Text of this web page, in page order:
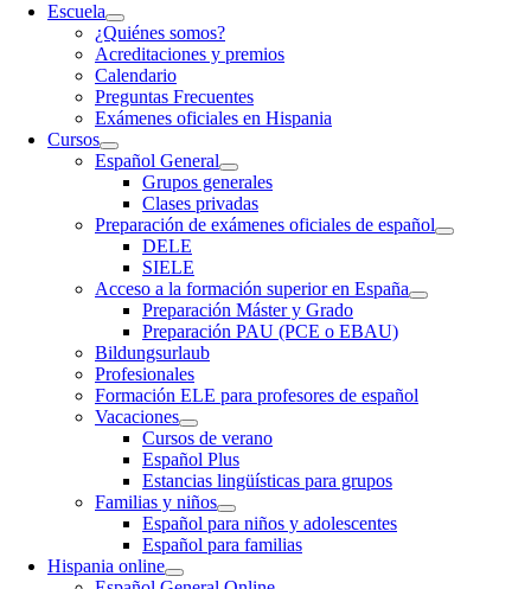
Escuela
¿Quiénes somos?
Acreditaciones y premios
Calendario
Preguntas Frecuentes
Exámenes oficiales en Hispania
Cursos
Español General
Grupos generales
Clases privadas
Preparación de exámenes oficiales de español
DELE
SIELE
Acceso a la formación superior en España
Preparación Máster y Grado
Preparación PAU (PCE o EBAU)
Bildungsurlaub
Profesionales
Formación ELE para profesores de español
Vacaciones
Cursos de verano
Español Plus
Estancias lingüísticas para grupos
Familias y niños
Español para niños y adolescentes
Español para familias
Hispania online